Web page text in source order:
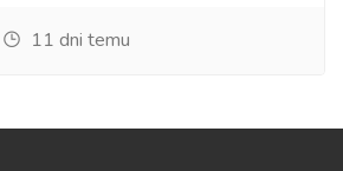
11 dni temu